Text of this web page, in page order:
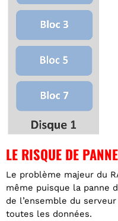
LE RISQUE DE
Le problème majeur du
même puisque la panne
de l’ensemble du
toutes les données.